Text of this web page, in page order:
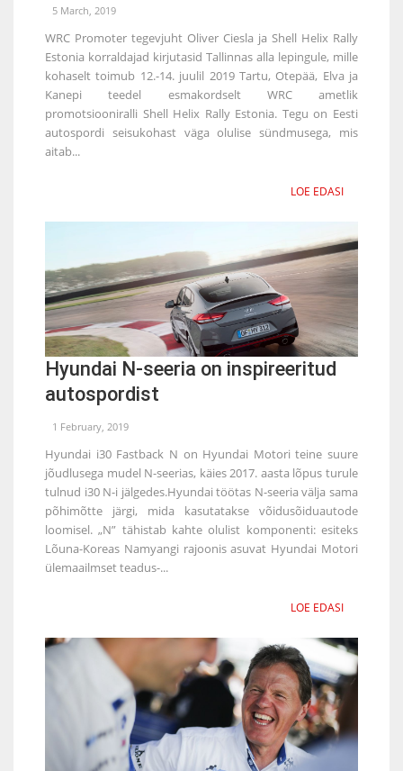
5 March, 2019
WRC Promoter tegevjuht Oliver Ciesla ja Shell Helix Rally
Estonia korraldajad kirjutasid Tallinnas alla lepingule, mille
kohaselt toimub 12.-14. juulil 2019 Tartu, Otepää, Elva ja
Kanepi teedel esmakordselt WRC ametlik
promotsiooniralli Shell Helix Rally Estonia. Tegu on Eesti
autospordi seisukohast väga olulise sündmusega, mis
aitab...
LOE EDASI
Hyundai N-seeria on inspireeritud
autospordist
1 February, 2019
Hyundai i30 Fastback N on Hyundai Motori teine suure
jõudlusega mudel N-seerias, käies 2017. aasta lõpus turule
tulnud i30 N-i jälgedes.Hyundai töötas N-seeria välja sama
põhimõtte järgi, mida kasutatakse võidusõiduautode
loomisel. „N” tähistab kahte olulist komponenti: esiteks
Lõuna-Koreas Namyangi rajoonis asuvat Hyundai Motori
ülemaailmset teadus-...
LOE EDASI